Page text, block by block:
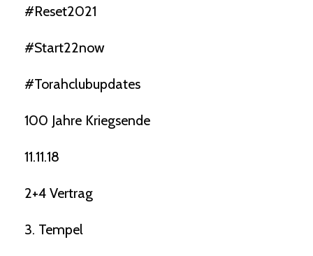
#reset2021
#start22now
#torahclubupdates
100 Jahre Kriegsende
11.11.18
2+4 Vertrag
3. Tempel